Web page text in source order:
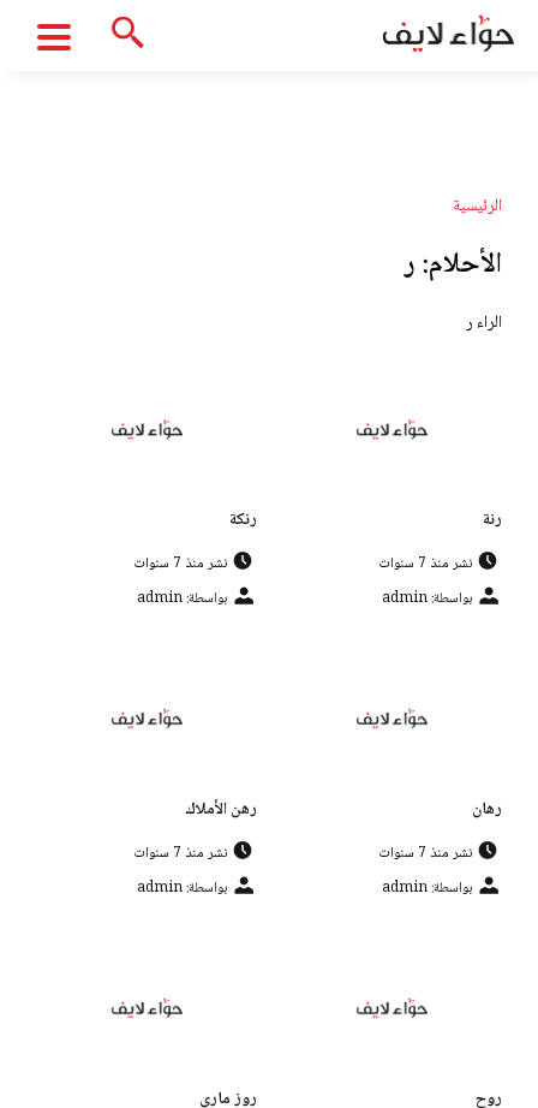
الرئيسية
الأحلام:ر
الراء ر
رنة
نشر منذ 7 سنوات
بواسطة: admin
رنكة
نشر منذ 7 سنوات
بواسطة: admin
رهان
نشر منذ 7 سنوات
بواسطة: admin
رهن الأملاك
نشر منذ 7 سنوات
بواسطة: admin
روح روز ماري